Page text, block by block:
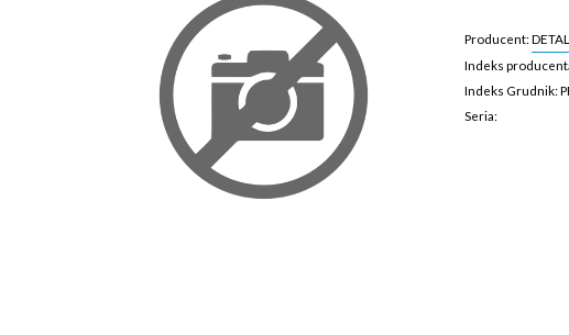
Producent:
Indeks
Indeks Grudnik:
Seria: